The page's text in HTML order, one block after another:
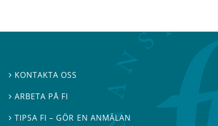
 KONTAKTA OSS
 ARBETA PÅ FI
TIPSA FI – GÖR EN ANMÄLAN